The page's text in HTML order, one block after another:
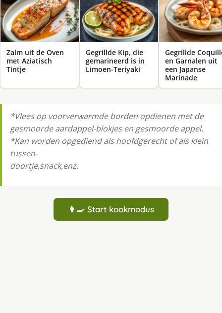
Zalm uit de Oven
met Aziatisch
Tintje
Gegrillde Kip, die
gemarineerd is in
Limoen-Teriyaki
Gegrillde
en Garnalen uit
een Japanse
Marinade
*Vlees op voorverwarmde borden opdienen met de
gesmoorde aardappel-blokjes en gesmoorde appel.
*Kan worden opgediend als hoofdgerecht of als klein
tussen-
doortje,snack,enz.
👩‍🍳 Start kookmodus